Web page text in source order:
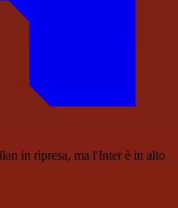
in ripresa, ma l'Inter è in alto